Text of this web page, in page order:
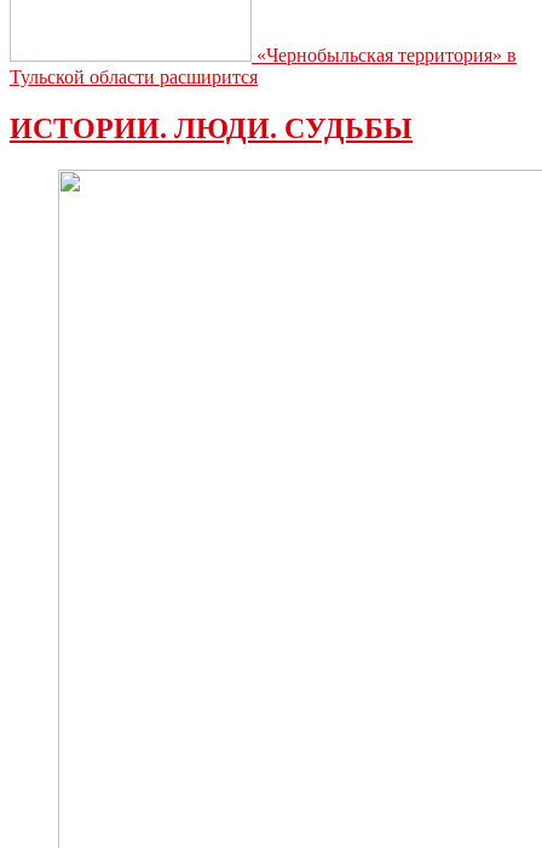
«Чернобыльская территория» в
Тульской области расширится
ИСТОРИИ. ЛЮДИ. СУДЬБЫ